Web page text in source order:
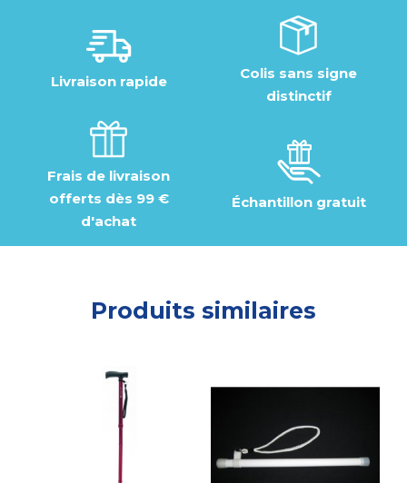
Livraison rapide
Colis sans signe
distinctif
Frais de livraison
offerts dès 99 €
d'achat
Échantillon gratuit
Produits similaires